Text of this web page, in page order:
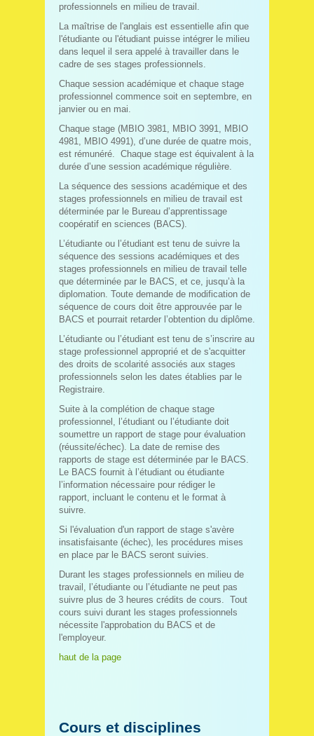
professionnels en milieu de travail.
La maîtrise de l'anglais est essentielle afin que
l'étudiante ou l'étudiant puisse intégrer le milieu
dans lequel il sera appelé à travailler dans le
cadre de ses stages professionnels.
Chaque session académique et chaque stage
professionnel commence soit en septembre, en
janvier ou en mai.
Chaque stage (MBIO 3981, MBIO 3991, MBIO
4981, MBIO 4991), d’une durée de quatre mois,
est rémunéré. Chaque stage est équivalent à la
durée d’une session académique régulière.
La séquence des sessions académique et des
stages professionnels en milieu de travail est
déterminée par le Bureau d’apprentissage
coopératif en sciences (BACS).
L’étudiante ou l’étudiant est tenu de suivre la
séquence des sessions académiques et des
stages professionnels en milieu de travail telle
que déterminée par le BACS, et ce, jusqu’à la
diplomation. Toute demande de modification de
séquence de cours doit être approuvée par le
BACS et pourrait retarder l’obtention du diplôme.
L’étudiante ou l’étudiant est tenu de s’inscrire au
stage professionnel approprié et de s'acquitter
des droits de scolarité associés aux stages
professionnels selon les dates établies par le
Registraire.
Suite à la complétion de chaque stage
professionnel, l’étudiant ou l’étudiante doit
soumettre un rapport de stage pour évaluation
(réussite/échec). La date de remise des
rapports de stage est déterminée par le BACS.
Le BACS fournit à l’étudiant ou étudiante
l’information nécessaire pour rédiger le
rapport, incluant le contenu et le format à
suivre.
Si l'évaluation d'un rapport de stage s'avère
insatisfaisante (échec), les procédures mises
en place par le BACS seront suivies.
Durant les stages professionnels en milieu de
travail, l’étudiante ou l’étudiante ne peut pas
suivre plus de 3 heures crédits de cours. Tout
cours suivi durant les stages professionnels
nécessite l'approbation du BACS et de
l'employeur.
haut de la page
Cours et disciplines